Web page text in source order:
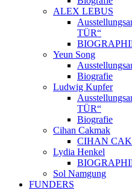
ALEX LEBUS
TÜR“
Yeun Song
Biografie
Ludwig Kupfer
TÜR“
Biografie
Cihan Cakmak
CIHAN
Lydia Henkel
Sol Namgung
FUNDERS